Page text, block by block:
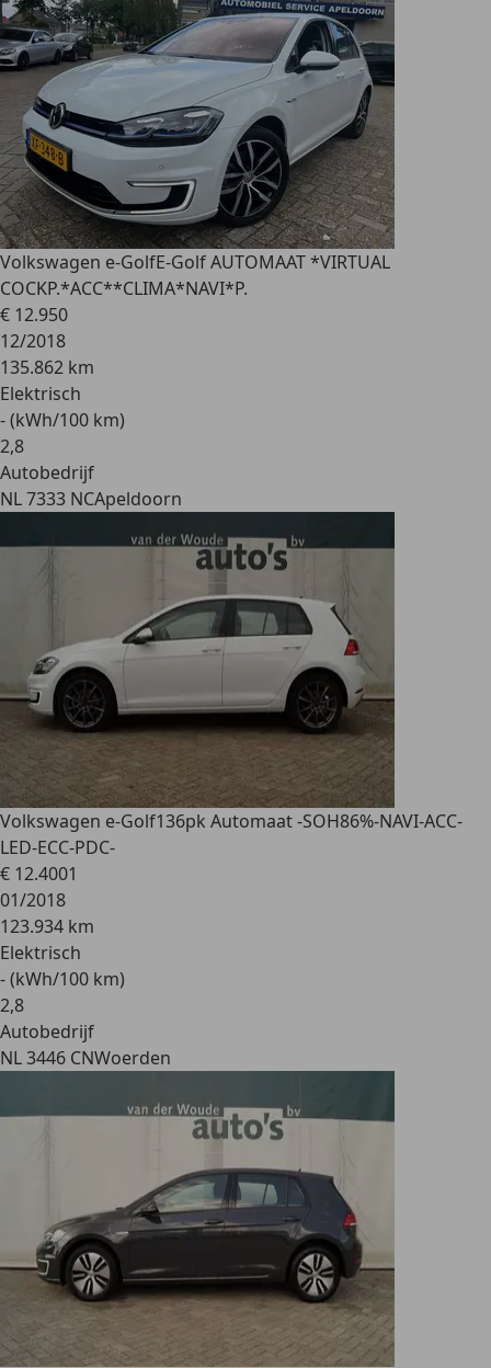
Volkswagen e-GolfE-Golf AUTOMAAT *VIRTUAL
COCKP.*ACC**CLIMA*NAVI*P.
€ 12.950
12/2018
135.862 km
Elektrisch
- (kWh/100 km)
2,8
Autobedrijf
NL 7333 NCApeldoorn
Volkswagen e-Golf136pk Automaat -SOH86%-NAVI-ACC-
LED-ECC-PDC-
€ 12.4001
01/2018
123.934 km
Elektrisch
- (kWh/100 km)
2,8
Autobedrijf
NL 3446 CNWoerden